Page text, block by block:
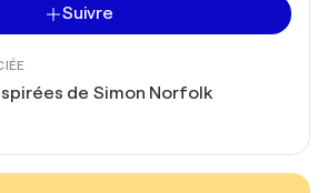
Suivre
de Simon Norfolk